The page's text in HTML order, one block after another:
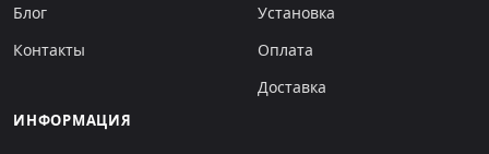
Блог
Контакты
Установка
Оплата
Доставка
ИНФОРМАЦИЯ